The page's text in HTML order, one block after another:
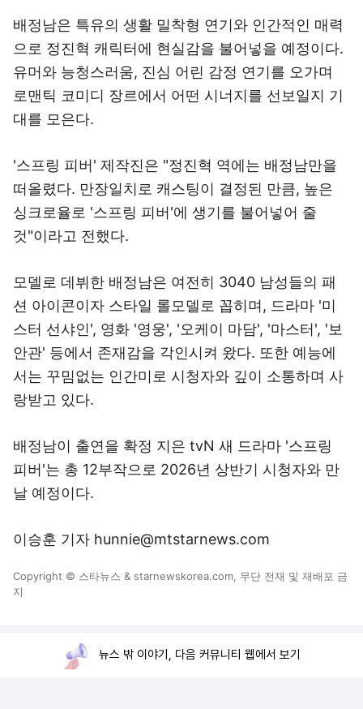
배정남은 특유의 생활 밀착형 연기와 인간적인 매력
으로 정진혁 캐릭터에 현실감을 불어넣을 예정이다.
유머와 능청스러움, 진심 어린 감정 연기를 오가며
로맨틱 코미디 장르에서 어떤 시너지를 선보일지 기
대를 모은다.
'스프링 피버' 제작진은 "정진혁 역에는 배정남만을
떠올렸다. 만장일치로 캐스팅이 결정된 만큼, 높은
싱크로율로 '스프링 피버'에 생기를 불어넣어 줄
것"이라고 전했다.
모델로 데뷔한 배정남은 여전히 3040 남성들의 패
션 아이콘이자 스타일 롤모델로 꼽히며, 드라마 '미
스터 선샤인', 영화 '영웅', '오케이 마담', '마스터', '보
안관' 등에서 존재감을 각인시켜 왔다. 또한 예능에
서는 꾸밈없는 인간미로 시청자와 깊이 소통하며 사
랑받고 있다.
배정남이 출연을 확정 지은 tvN 새 드라마 '스프링
피버'는 총 12부작으로 2026년 상반기 시청자와 만
날 예정이다.
이승훈 기자 hunnie@mtstarnews.com
Copyright © 스타뉴스 & starnewskorea.com, 무단 전재 및 재배포 금
지
뉴스 밖 이야기, 다음 커뮤니티 웹에서 보기